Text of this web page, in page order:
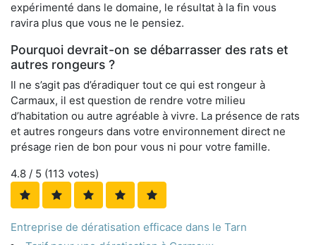
expérimenté dans le domaine, le résultat à la fin vous
ravira plus que vous ne le pensiez.
Pourquoi devrait-on se débarrasser des rats et
autres rongeurs ?
Il ne s’agit pas d’éradiquer tout ce qui est rongeur à
Carmaux, il est question de rendre votre milieu
d’habitation ou autre agréable à vivre. La présence de rats
et autres rongeurs dans votre environnement direct ne
présage rien de bon pour vous ni pour votre famille.
4.8 / 5 (113 votes)
Entreprise de dératisation efficace dans le Tarn